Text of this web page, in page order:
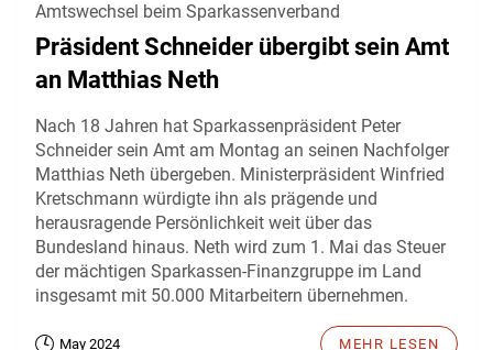
Amtswechsel beim Sparkassenverband
Präsident Schneider übergibt sein Amt
an Matthias Neth
Nach 18 Jahren hat Sparkassenpräsident Peter
Schneider sein Amt am Montag an seinen Nachfolger
Matthias Neth übergeben. Ministerpräsident Winfried
Kretschmann würdigte ihn als prägende und
herausragende Persönlichkeit weit über das
Bundesland hinaus. Neth wird zum 1. Mai das Steuer
der mächtigen Sparkassen-Finanzgruppe im Land
insgesamt mit 50.000 Mitarbeitern übernehmen.
May 2024 MEHR LESEN